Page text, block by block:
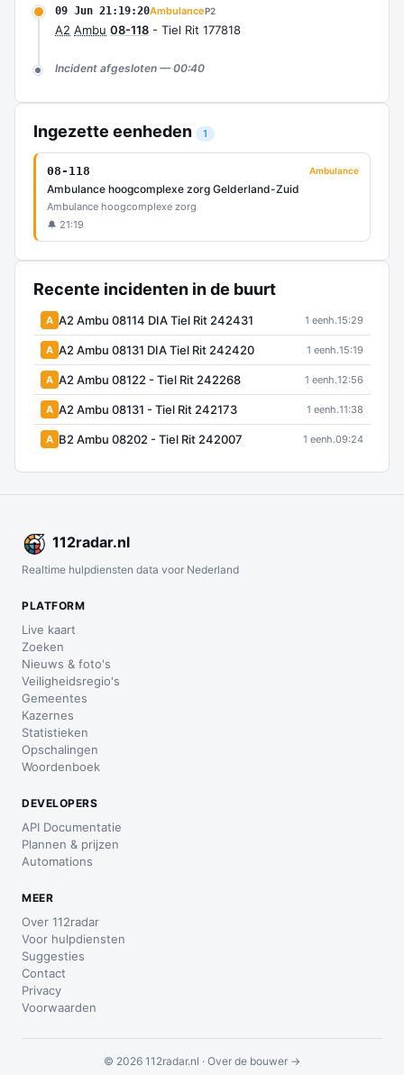
09 Jun 21:19:20AmbulanceP2
A2 Ambu 08-118 - Tiel Rit 177818
Incident afgesloten — 00:40
Ingezette eenheden 1
08-118 Ambulance
Ambulance hoogcomplexe zorg Gelderland-Zuid
Ambulance hoogcomplexe zorg
🔔 21:19
Recente incidenten in de buurt
A A2 Ambu 08114 DIA Tiel Rit 242431 1 eenh.15:29
A A2 Ambu 08131 DIA Tiel Rit 242420 1 eenh.15:19
A A2 Ambu 08122 - Tiel Rit 242268 1 eenh.12:56
A A2 Ambu 08131 - Tiel Rit 242173 1 eenh.11:38
A B2 Ambu 08202 - Tiel Rit 242007 1 eenh.09:24
112radar.nl
Realtime hulpdiensten data voor Nederland
PLATFORM
Live kaart
Zoeken
Nieuws & foto's
Veiligheidsregio's
Gemeentes
Kazernes
Statistieken
Opschalingen
Woordenboek
DEVELOPERS
API Documentatie
Plannen & prijzen
Automations
MEER
Over 112radar
Voor hulpdiensten
Suggesties
Contact
Privacy
Voorwaarden
© 2026 112radar.nl · Over de bouwer →